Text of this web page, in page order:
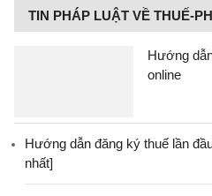
TIN PHÁP LUẬT VỀ THUẾ-
Hướng
online
Hướng dẫn đăng ký thuế lần
nhất]